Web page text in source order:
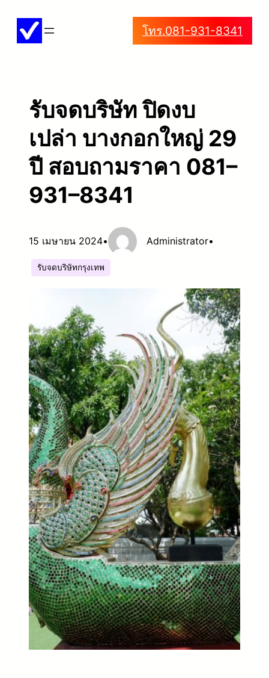
โทร.081-931-8341
รับจดบริษัท ปิดงบ
เปล่า บางกอกใหญ่ 29
ปี สอบถามราคา 081–
931–8341
15 เมษายน 2024• Administrator•
รับจดบริษัทกรุงเทพ